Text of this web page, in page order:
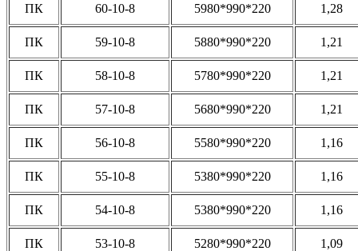
ПК 60-10-8 5980*990*220 1,28
ПК 59-10-8 5880*990*220 1,21
ПК 58-10-8 5780*990*220 1,21
ПК 57-10-8 5680*990*220 1,21
ПК 56-10-8 5580*990*220 1,16
ПК 55-10-8 5380*990*220 1,16
ПК 54-10-8 5380*990*220 1,16
ПК 53-10-8 5280*990*220 1,09